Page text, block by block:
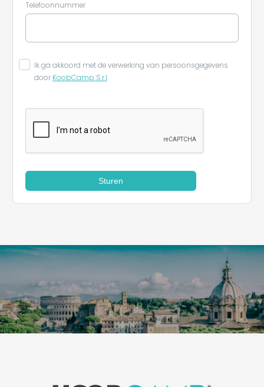
Telefoonnummer
Ik ga akkoord met de verwerking van persoonsgegevens
door KoobCamp S.r.l
Sturen